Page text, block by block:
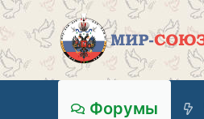
Форумы